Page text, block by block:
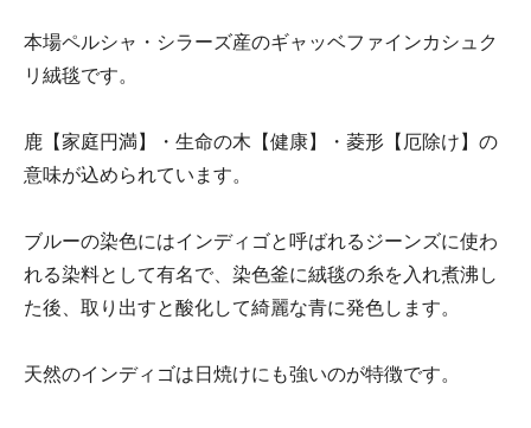
本場ペルシャ・シラーズ産のギャッベファインカシュク
リ絨毯です。
鹿【家庭円満】・生命の木【健康】・菱形【厄除け】の
意味が込められています。
ブルーの染色にはインディゴと呼ばれるジーンズに使わ
れる染料として有名で、染色釜に絨毯の糸を入れ煮沸し
た後、取り出すと酸化して綺麗な青に発色します。
天然のインディゴは日焼けにも強いのが特徴です。